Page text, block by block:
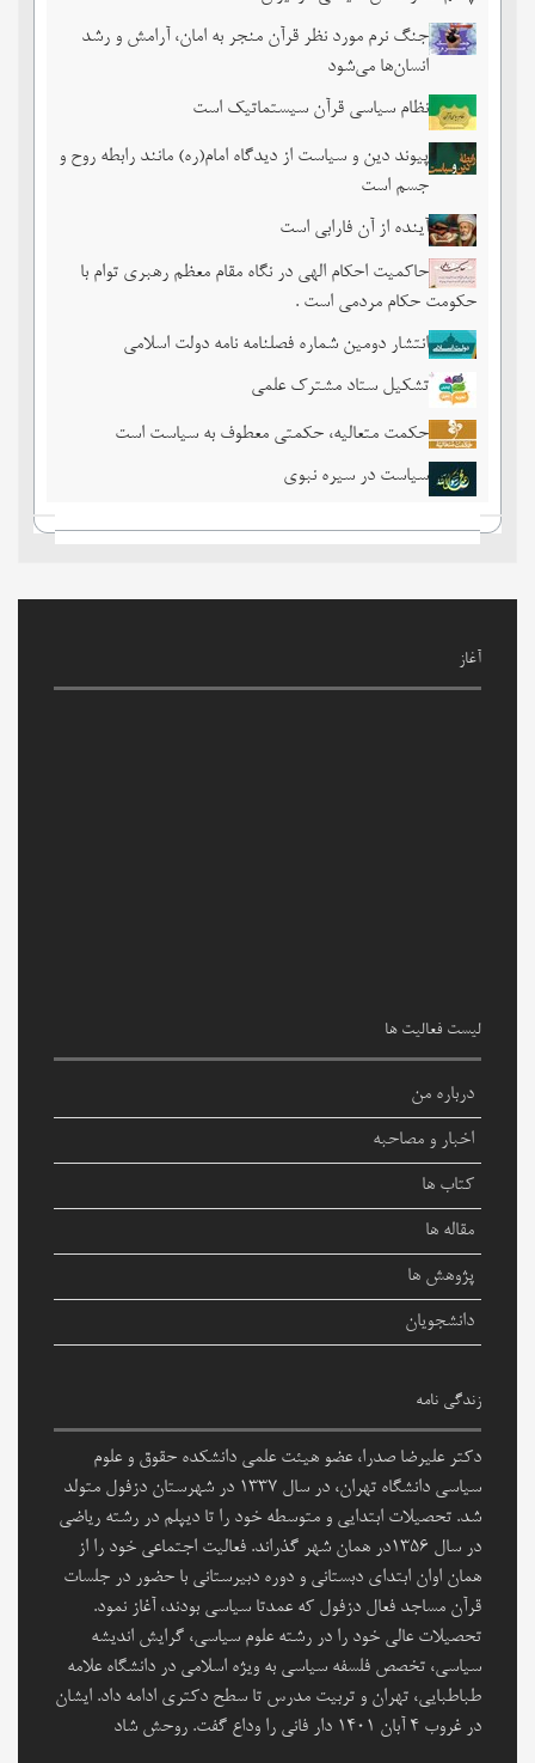
جنگ نرم مورد نظر قرآن منجر به امان، آرامش و رشد
انسان‌ها می‌‌شود
نظام سیاسی قرآن سیستماتیک است
پیوند دین و سیاست از دیدگاه امام(ره) مانند رابطه روح و
جسم است
آینده از آن فارابی است
حاکمیت احکام الهی در نگاه مقام معظم رهبری توام با
حکومت حکام مردمی است .
انتشار دومین شماره فصلنامه نامه دولت اسلامی
تشکیل ستاد مشترک علمی
حکمت متعالیه، حکمتی معطوف به سیاست است
سیاست در سیره نبوی
آغاز
لیست فعالیت ها
درباره من
اخبار و مصاحبه
کتاب ها
مقاله ها
پژوهش ها
دانشجویان
زندگی نامه
دکتر علیرضا صدرا، عضو هیئت علمی دانشکده حقوق و علوم
سیاسی دانشگاه تهران، در سال ۱۳۳۷ در شهرستان دزفول متولد
شد. تحصیلات ابتدایی و متوسطه خود را تا دیپلم در رشته ریاضی
در سال ۱۳۵۶در همان شهر گذراند. فعالیت اجتماعی خود را از
همان اوان ابتدای دبستانی و دوره دبیرستانی با حضور در جلسات
قرآن مساجد فعال دزفول که عمدتا سیاسی بودند، آغاز نمود.
تحصیلات عالی خود را در رشته علوم سیاسی، گرایش اندیشه
سیاسی، تخصص فلسفه سیاسی به ویژه اسلامی در دانشگاه علامه
طباطبایی، تهران و تربیت مدرس تا سطح دکتری ادامه داد. ایشان
در غروب 4 آبان 1401 دار فانی را وداع گفت. روحش شاد